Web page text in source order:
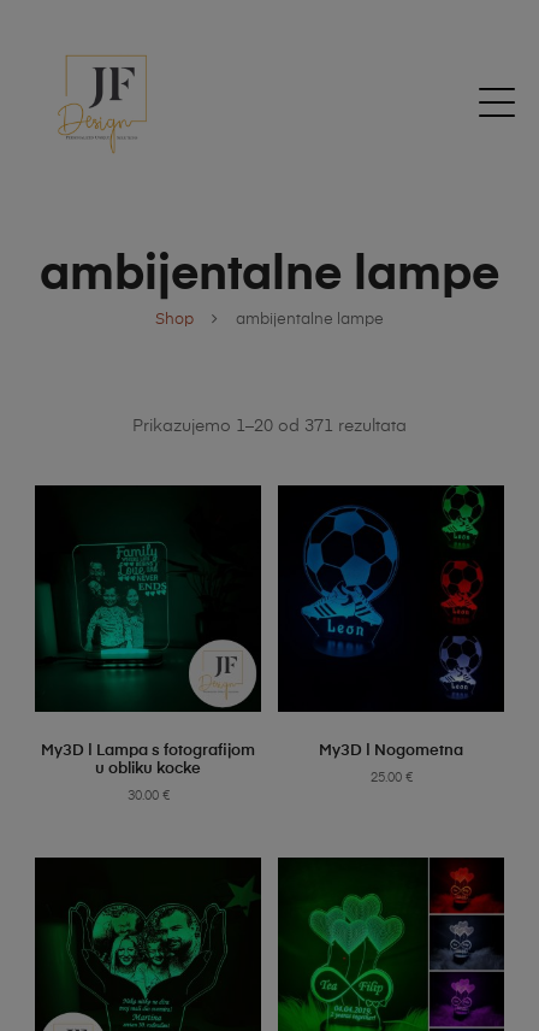
Shop ambijentalne lampe
ambijentalne lampe
Prikazujemo 1–20 od 371 rezultata
SELECT OPTIONS
My3D | Lampa s fotografijom
u obliku kocke
30.00 €
SELECT OPTIONS
My3D | Nogometna
25.00 €